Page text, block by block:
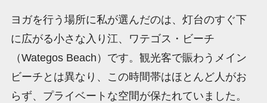
ヨガを行う場所に私が選んだのは、灯台のすぐ下
に広がる小さな入り江、ワテゴス・ビーチ
（Wategos Beach）です。観光客で賑わうメイン
ビーチとは異なり、この時間帯はほとんど人がお
らず、プライベートな空間が保たれていました。